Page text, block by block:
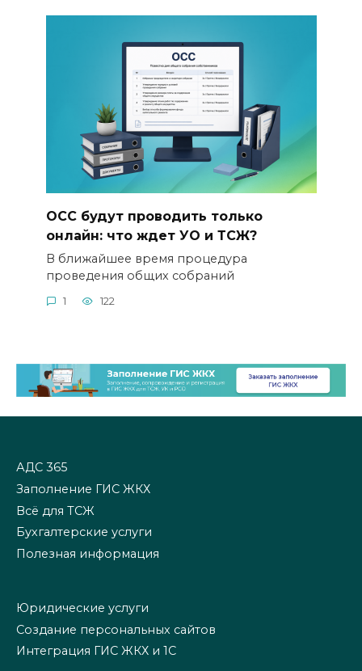
ОСС будут проводить только
онлайн: что ждет УО и ТСЖ?
В ближайшее время процедура
проведения общих собраний
1 122
АДС 365
Заполнение ГИС ЖКХ
Всё для ТСЖ
Бухгалтерские услуги
Полезная информация
Юридические услуги
Создание персональных сайтов
Интеграция ГИС ЖКХ и 1С